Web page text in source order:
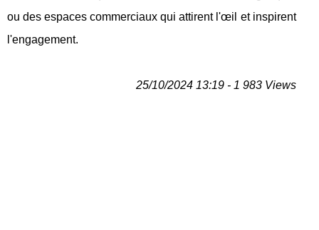
ou des espaces commerciaux qui attirent l'œil et inspirent
l'engagement.
25/10/2024 13:19 - 1 983 Views